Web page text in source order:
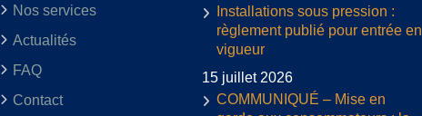
Nos services
Actualités
FAQ
Contact
Installations sous pression :
règlement publié pour entrée en
vigueur
15 juillet 2026
COMMUNIQUÉ – Mise en